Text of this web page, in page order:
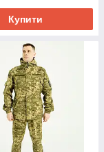
Купити